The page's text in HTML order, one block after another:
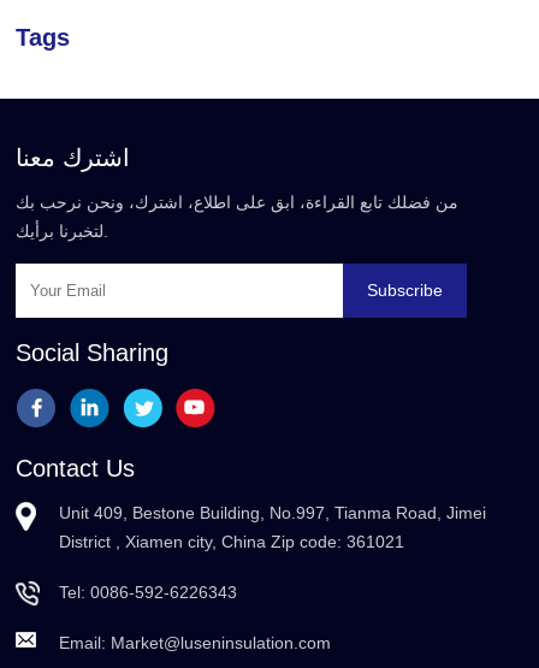
Tags
اشترك معنا
من فضلك تابع القراءة، ابق على اطلاع، اشترك، ونحن نرحب بك
Subscribe
Social Sharing
Contact Us
Unit 409, Bestone Building, No.997, Tianma Road, Jimei
District , Xiamen city, China Zip code: 361021
Tel:0086-592-6226343
Email: Market@luseninsulation.com